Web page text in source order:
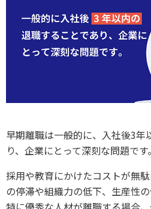
早期離職は一般的に、入社後3年
り、企業にとって深刻な問題です。
採用や教育にかけたコストが無
の停滞や組織力の低下、生産性の